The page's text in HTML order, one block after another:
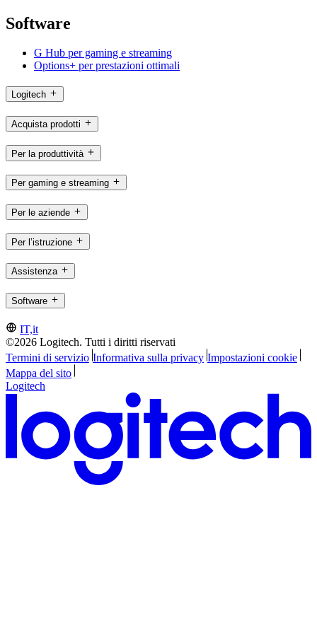
Software
G Hub per gaming e streaming
Options+ per prestazioni ottimali
Logitech
Acquista prodotti
Per la produttività
Per gaming e streaming
Per le aziende
Per l’istruzione
Assistenza
Software
IT,it
©2026 Logitech. Tutti i diritti riservati
Termini di servizio Informativa sulla privacy Impostazioni cookie
Mappa del sito
Logitech